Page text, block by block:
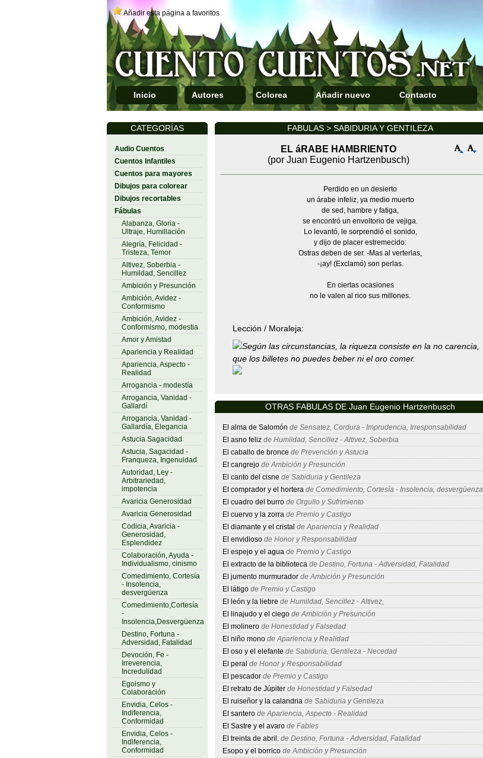
Añadir esta página a favoritos
Inicio Autores Colorea Añadir nuevo Contacto
CATEGORÍAS
Audio Cuentos
Cuentos Infantiles
Cuentos para mayores
Dibujos para colorear
Dibujos recortables
Fábulas
Alabanza, Gloria -
Ultraje, Humillación
Alegría, Felicidad -
Tristeza, Temor
Altivez, Soberbia -
Humildad, Sencillez
Ambición y Presunción
Ambición, Avidez -
Conformismo
Ambición, Avidez -
Conformismo, modestia
Amor y Amistad
Apariencia y Realidad
Apariencia, Aspecto -
Realidad
Arrogancia - modestía
Arrogancia, Vanidad -
Gallardí
Arrogancia, Vanidad -
Gallardía, Elegancia
Astucia Sagacidad
Astucia, Sagacidad -
Franqueza, Ingenuidad
Autoridad, Ley -
Arbitrariedad,
impotencia
Avaricia Generosidad
Avaricia Generosidad
Codicia, Avaricia -
Generosidad,
Esplendidez
Colaboración, Ayuda -
Individualismo, cinismo
Comedimiento, Cortesía
- Insolencia,
desvergüenza
Comedimiento,Cortesía
-
Insolencia,Desvergüenza
Destino, Fortuna -
Adversidad, Fatalidad
Devoción, Fe -
Irreverencia,
Incredulidad
Egoismo y
Colaboración
Envidia, Celos -
Indiferencia,
Conformidad
Envidia, Celos -
Indiferencia,
Conformidad
FABULAS > SABIDURIA Y GENTILEZA
EL áRABE HAMBRIENTO
(por Juan Eugenio Hartzenbusch)
Perdido en un desierto
un árabe infeliz, ya medio muerto
de sed, hambre y fatiga,
se encontró un envoltorio de vejiga.
Lo levantó, le sorprendió el sonido,
y dijo de placer estremecido:
Ostras deben de ser. -Mas al verterlas,
-¡ay! (Exclamó) son perlas.
En ciertas ocasiones
no le valen al rico sus millones.
Lección / Moraleja:
Según las circunstancias, la riqueza consiste en la no carencia,
que los billetes no puedes beber ni el oro comer.
OTRAS FABULAS DE Juan Eugenio Hartzenbusch
El alma de Salomón de Sensatez, Cordura - Imprudencia, Irresponsabilidad
El asno felizde Humildad, Sencillez - Altivez, Soberbia
El caballo de bronce de Prevención y Astucia
El cangrejode Ambición y Presunción
El canto del cisne de Sabiduria y Gentileza
El comprador y el horterade Comedimiento, Cortesía - Insolencia, desvergüenza
El cuadro del burrode Orgullo y Sufrimiento
El cuervo y la zorrade Premio y Castigo
El diamante y el cristal de Apariencia y Realidad
El envidiosode Honor y Responsabilidad
El espejo y el aguade Premio y Castigo
El extracto de la bibliotecade Destino, Fortuna - Adversidad, Fatalidad
El jumento murmuradorde Ambición y Presunción
El látigode Premio y Castigo
El león y la liebre de Humildad, Sencillez - Altivez,
El linajudo y el ciegode Ambición y Presunción
El molinerode Honestidad y Falsedad
El niño monode Apariencia y Realidad
El oso y el elefante de Sabiduria, Gentileza - Necedad
El peral de Honor y Responsabilidad
El pescadorde Premio y Castigo
El retrato de Júpiterde Honestidad y Falsedad
El ruiseñor y la calandriade Sabiduria y Gentileza
El santerode Apariencia, Aspecto - Realidad
El Sastre y el avarode Fables
El treinta de abril.de Destino, Fortuna - Adversidad, Fatalidad
Esopo y el borricode Ambición y Presunción